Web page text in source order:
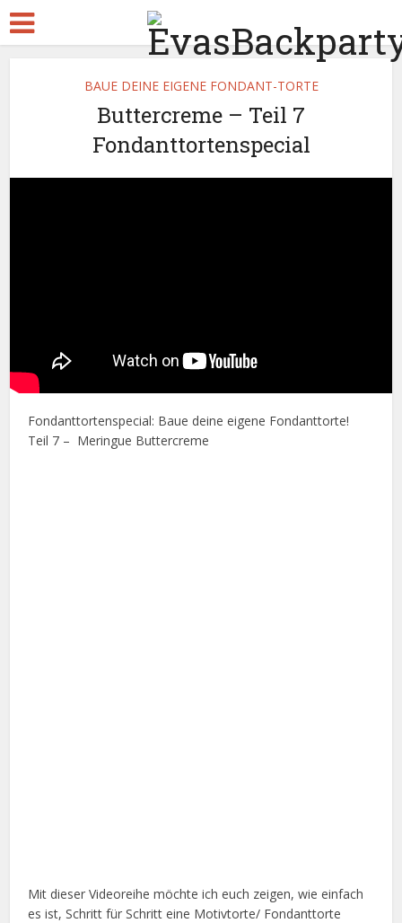
BAUE DEINE EIGENE FONDANT-TORTE
Buttercreme – Teil 7
Fondanttortenspecial
Fondanttortenspecial: Baue deine eigene Fondanttorte!
Teil 7 – Meringue Buttercreme
Mit dieser Videoreihe möchte ich euch zeigen, wie einfach
es ist, Schritt für Schritt eine Motivtorte/ Fondanttorte